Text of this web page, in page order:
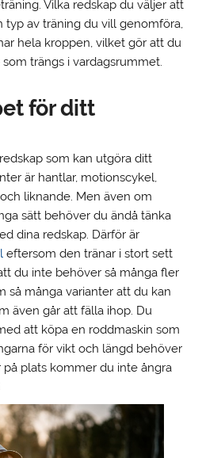
Vilka redskap du väljer att
typ av träning du vill genomföra,
hela kroppen, vilket gör att du
trängs i vardagsrummet.
för ditt
som kan utgöra ditt
är hantlar, motionscykel,
liknande. Men även om
sätt behöver du ändå tänka
dina redskap. Därför är
eftersom den tränar i stort sett
du inte behöver så många fler
så många varianter att du kan
även går att fälla ihop. Du
att köpa en roddmaskin som
för vikt och längd behöver
på plats kommer du inte ångra